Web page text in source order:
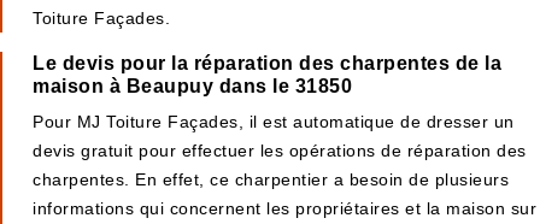
Toiture Façades.
Le devis pour la réparation des charpentes de la
maison à Beaupuy dans le 31850
Pour MJ Toiture Façades, il est automatique de dresser un
devis gratuit pour effectuer les opérations de réparation des
charpentes. En effet, ce charpentier a besoin de plusieurs
informations qui concernent les propriétaires et la maison sur